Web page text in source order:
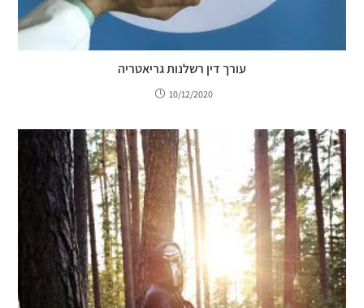
עורך דין רשלנות גריאטריה
10/12/2020